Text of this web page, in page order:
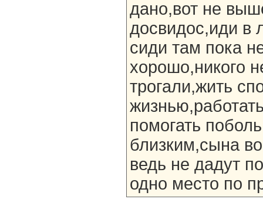
дано,вот не
досвидос,иди в
сиди там пока
хорошо,никого
трогали,жить
помогать
близким,сына
ведь не дадут
одно место по